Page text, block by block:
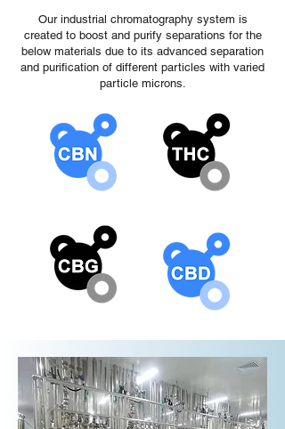
Our industrial chromatography system is
created to boost and purify separations for the
below materials due to its advanced separation
and purification of different particles with varied
particle microns.